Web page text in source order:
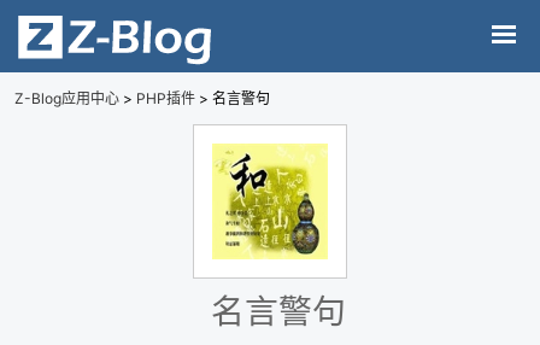
Z-Blog应用中心 > PHP插件 > 名言警句
名言警句